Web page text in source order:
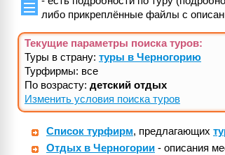
либо прикреплённые файлы с
Текущие параметры поискатуров:
Туры в страну: туры в Черногорию
Турфирмы: все
По возрасту: детский отдых
Изменить условия поиска туров
Список турфирм, предлагающих
Отдых в Черногории - описания